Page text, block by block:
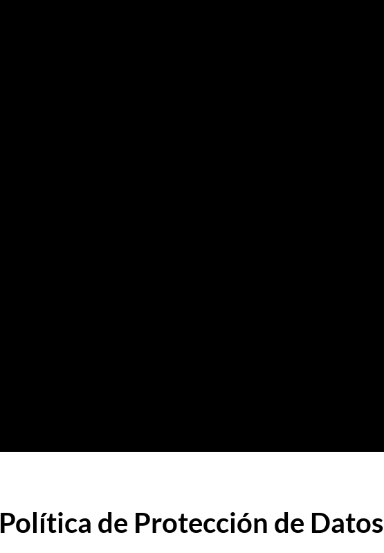
Política de Protección de Datos